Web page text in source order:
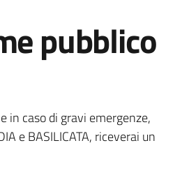
pubblico
in caso di gravi emergenze,
e BASILICATA, riceverai un